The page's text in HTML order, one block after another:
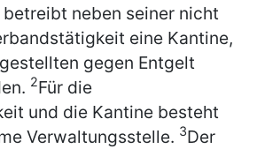
neben seiner nicht
eine Kantine,
gegen Entgelt
2Für die
und die Kantine besteht
Verwaltungsstelle. 3Der